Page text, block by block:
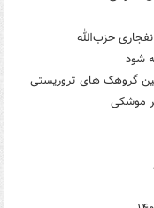
شود
موشکی